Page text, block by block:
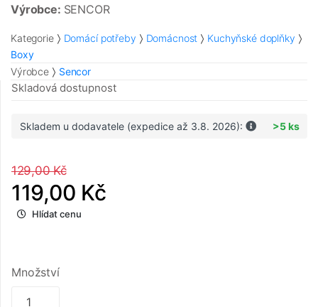
Výrobce: SENCOR
Kategorie Domácí potřeby Domácnost
Kuchyňské doplňky
Boxy
Výrobce
Sencor
Skladová dostupnost
Skladem u dodavatele (expedice až 3.8. 2026): >5 ks
129,00 Kč
119,00 Kč
Hlídat cenu
Množství